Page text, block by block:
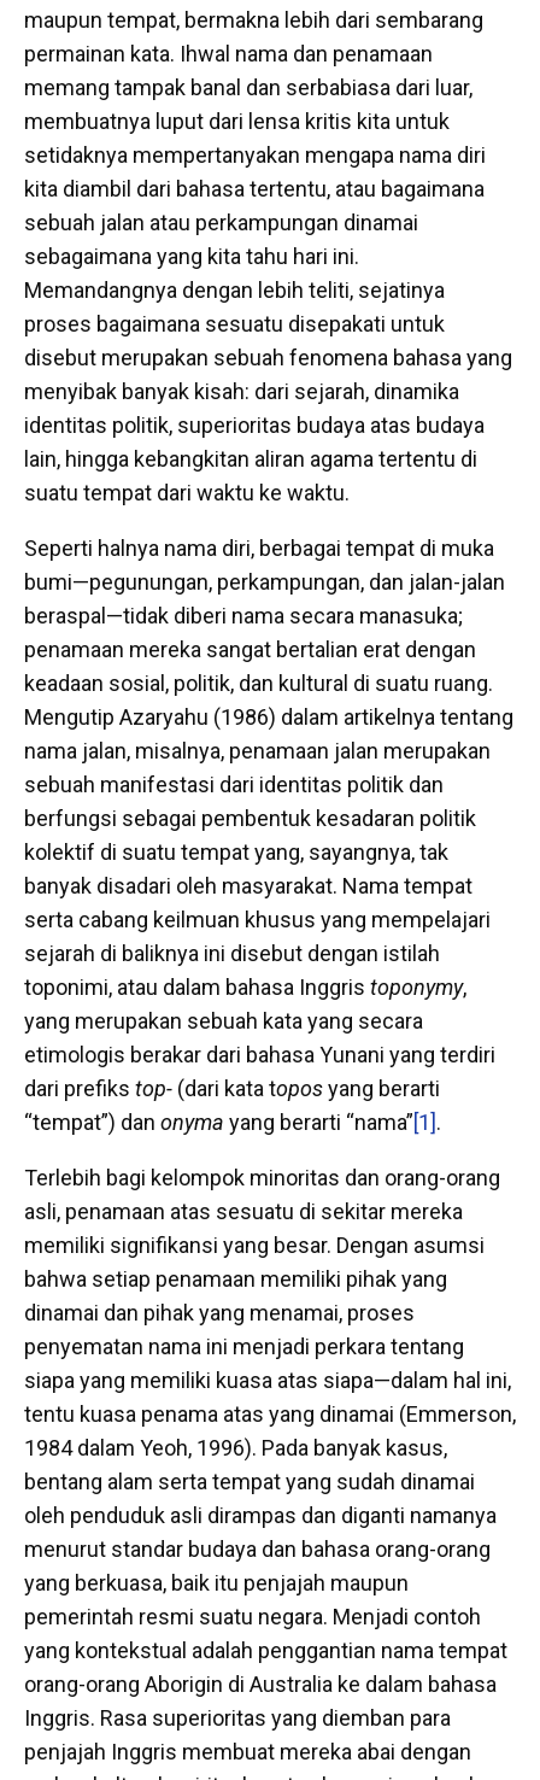
maupun tempat, bermakna lebih dari sembarang
permainan kata. Ihwal nama dan penamaan
memang tampak banal dan serbabiasa dari luar,
membuatnya luput dari lensa kritis kita untuk
setidaknya mempertanyakan mengapa nama diri
kita diambil dari bahasa tertentu, atau bagaimana
sebuah jalan atau perkampungan dinamai
sebagaimana yang kita tahu hari ini.
Memandangnya dengan lebih teliti, sejatinya
proses bagaimana sesuatu disepakati untuk
disebut merupakan sebuah fenomena bahasa yang
menyibak banyak kisah: dari sejarah, dinamika
identitas politik, superioritas budaya atas budaya
lain, hingga kebangkitan aliran agama tertentu di
suatu tempat dari waktu ke waktu.
Seperti halnya nama diri, berbagai tempat di muka
bumi—pegunungan, perkampungan, dan jalan-jalan
beraspal—tidak diberi nama secara manasuka;
penamaan mereka sangat bertalian erat dengan
keadaan sosial, politik, dan kultural di suatu ruang.
Mengutip Azaryahu (1986) dalam artikelnya tentang
nama jalan, misalnya, penamaan jalan merupakan
sebuah manifestasi dari identitas politik dan
berfungsi sebagai pembentuk kesadaran politik
kolektif di suatu tempat yang, sayangnya, tak
banyak disadari oleh masyarakat. Nama tempat
serta cabang keilmuan khusus yang mempelajari
sejarah di baliknya ini disebut dengan istilah
toponimi, atau dalam bahasa Inggris toponymy,
yang merupakan sebuah kata yang secara
etimologis berakar dari bahasa Yunani yang terdiri
dari prefiks top- (dari kata toposyang berarti
“tempat”) dan onyma yang berarti “nama”[1].
Terlebih bagi kelompok minoritas dan orang-orang
asli, penamaan atas sesuatu di sekitar mereka
memiliki signifikansi yang besar. Dengan asumsi
bahwa setiap penamaan memiliki pihak yang
dinamai dan pihak yang menamai, proses
penyematan nama ini menjadi perkara tentang
siapa yang memiliki kuasa atas siapa—dalam hal ini,
tentu kuasa penama atas yang dinamai (Emmerson,
1984 dalam Yeoh, 1996). Pada banyak kasus,
bentang alam serta tempat yang sudah dinamai
oleh penduduk asli dirampas dan diganti namanya
menurut standar budaya dan bahasa orang-orang
yang berkuasa, baik itu penjajah maupun
pemerintah resmi suatu negara. Menjadi contoh
yang kontekstual adalah penggantian nama tempat
orang-orang Aborigin di Australia ke dalam bahasa
Inggris. Rasa superioritas yang diemban para
penjajah Inggris membuat mereka abai dengan